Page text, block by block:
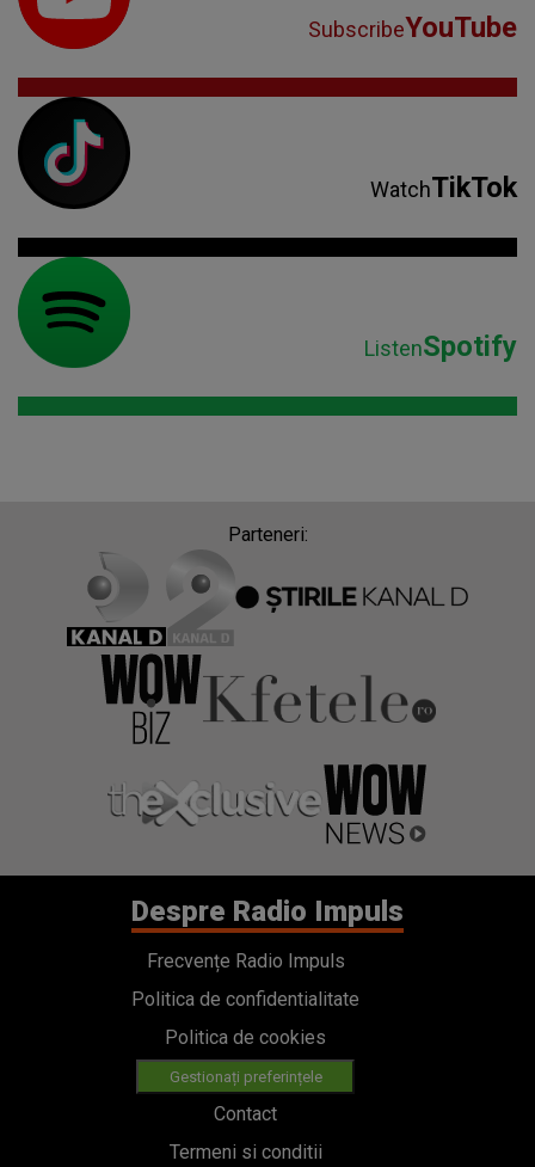
SubscribeYouTube
WatchTikTok
ListenSpotify
Parteneri:
Despre Radio Impuls
Frecvențe Radio Impuls
Politica de confidentialitate
Politica de cookies
Gestionați preferințele
Contact
Termeni si conditii